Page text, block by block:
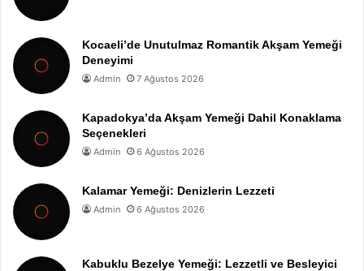
Kocaeli’de Unutulmaz Romantik Akşam Yemeği
Deneyimi
Admin 7 Ağustos 2026
Kapadokya’da Akşam Yemeği Dahil Konaklama
Seçenekleri
Admin 6 Ağustos 2026
Kalamar Yemeği: Denizlerin Lezzeti
Admin 6 Ağustos 2026
Kabuklu Bezelye Yemeği: Lezzetli ve Besleyici